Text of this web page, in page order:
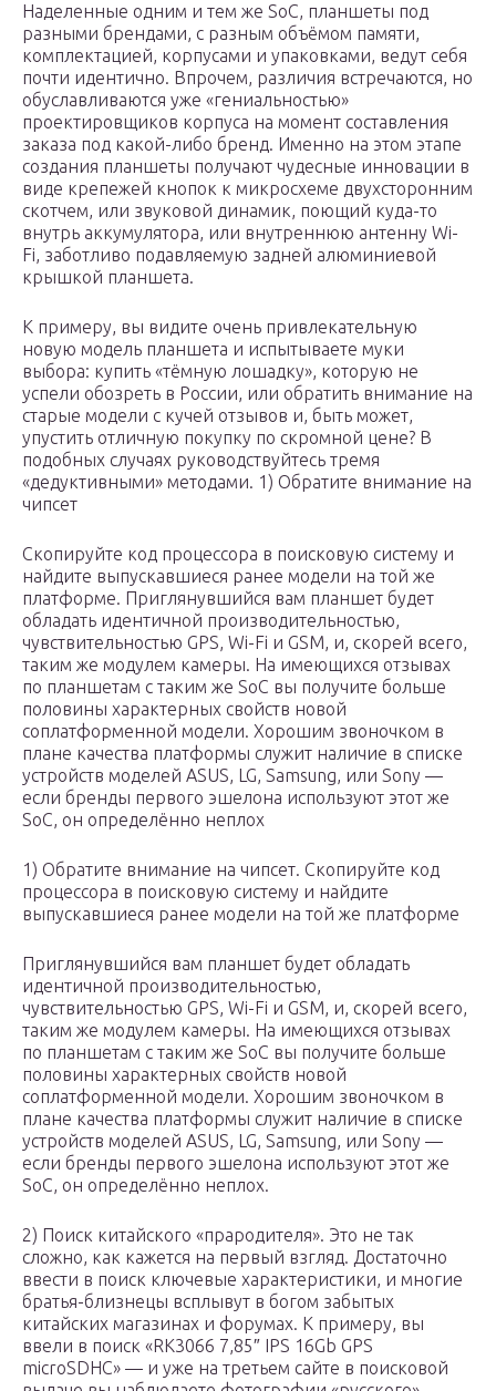
Наделенные одним и тем же SoC, планшеты под
разными брендами, с разным объёмом памяти,
комплектацией, корпусами и упаковками, ведут себя
почти идентично. Впрочем, различия встречаются, но
обуславливаются уже «гениальностью»
проектировщиков корпуса на момент составления
заказа под какой-либо бренд. Именно на этом этапе
создания планшеты получают чудесные инновации в
виде крепежей кнопок к микросхеме двухсторонним
скотчем, или звуковой динамик, поющий куда-то
внутрь аккумулятора, или внутреннюю антенну Wi-
Fi, заботливо подавляемую задней алюминиевой
крышкой планшета.
К примеру, вы видите очень привлекательную
новую модель планшета и испытываете муки
выбора: купить «тёмную лошадку», которую не
успели обозреть в России, или обратить внимание на
старые модели с кучей отзывов и, быть может,
упустить отличную покупку по скромной цене? В
подобных случаях руководствуйтесь тремя
«дедуктивными» методами. 1) Обратите внимание на
чипсет
Скопируйте код процессора в поисковую систему и
найдите выпускавшиеся ранее модели на той же
платформе. Приглянувшийся вам планшет будет
обладать идентичной производительностью,
чувствительностью GPS, Wi-Fi и GSM, и, скорей всего,
таким же модулем камеры. На имеющихся отзывах
по планшетам с таким же SoC вы получите больше
половины характерных свойств новой
соплатформенной модели. Хорошим звоночком в
плане качества платформы служит наличие в списке
устройств моделей ASUS, LG, Samsung, или Sony —
если бренды первого эшелона используют этот же
SoC, он определённо неплох
1) Обратите внимание на чипсет. Скопируйте код
процессора в поисковую систему и найдите
выпускавшиеся ранее модели на той же платформе
Приглянувшийся вам планшет будет обладать
идентичной производительностью,
чувствительностью GPS, Wi-Fi и GSM, и, скорей всего,
таким же модулем камеры. На имеющихся отзывах
по планшетам с таким же SoC вы получите больше
половины характерных свойств новой
соплатформенной модели. Хорошим звоночком в
плане качества платформы служит наличие в списке
устройств моделей ASUS, LG, Samsung, или Sony —
если бренды первого эшелона используют этот же
SoC, он определённо неплох.
2) Поиск китайского «прародителя». Это не так
сложно, как кажется на первый взгляд. Достаточно
ввести в поиск ключевые характеристики, и многие
братья-близнецы всплывут в богом забытых
китайских магазинах и форумах. К примеру, вы
ввели в поиск «RK3066 7,85″ IPS 16Gb GPS
microSDHC» — и уже на третьем сайте в поисковой